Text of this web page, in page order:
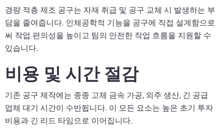
경량 적층 제조 공구는 자재 취급 및 공구 교체 시 발생하는 부
담을 줄여줍니다. 인체공학적 기능을 공구에 직접 설계함으로
써 작업 편의성을 높이고 팀의 안전한 작업 흐름을 지원할 수
있습니다.
비용 및 시간 절감
기존 공구 제작에는 종종 고체 금속 가공, 외주 생산, 긴 공급
업체 대기 시간이 수반됩니다. 이 모든 요소는 높은 초기 투자
비용과 긴 리드 타임으로 이어집니다.